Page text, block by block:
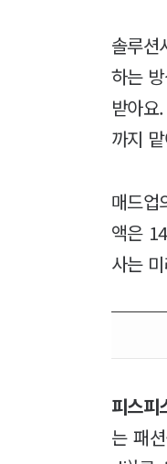
솔루
하는
받아요
까지
매드업
액은
사는
피스피
는 패